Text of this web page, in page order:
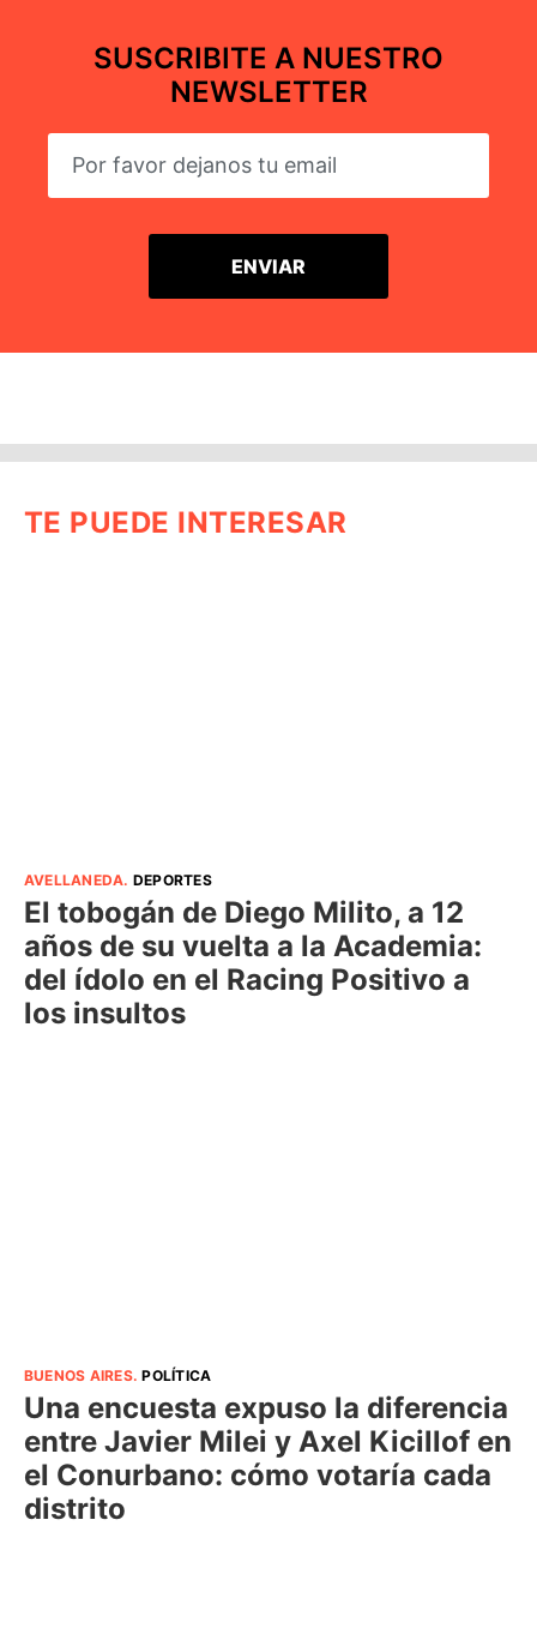
SUSCRIBITE A NUESTRO
NEWSLETTER
TE PUEDE INTERESAR
AVELLANEDA. DEPORTES
El tobogán de Diego Milito, a 12
años de su vuelta a la Academia:
del ídolo en el Racing Positivo a
los insultos
BUENOS AIRES.POLÍTICA
Una encuesta expuso la diferencia
entre Javier Milei y Axel Kicillof en
el Conurbano: cómo votaría cada
distrito